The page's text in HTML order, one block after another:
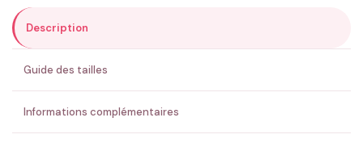
ENVOYER MA DEMANDE ✨
💚 Retour sous 24-48h🇫🇷 Flocage en France✅ Validation avant fabrication
Description
Guide des tailles
Informations complémentaires